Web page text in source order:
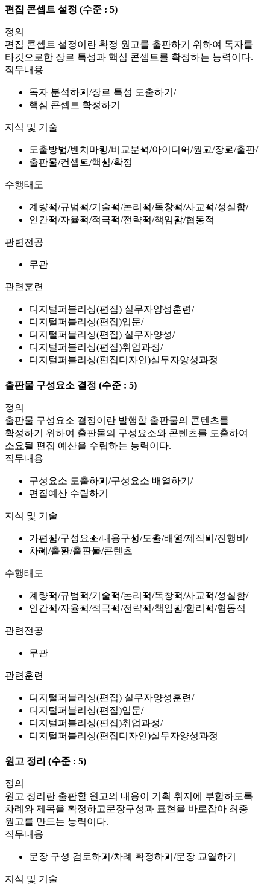
편집 콘셉트 설정 (수준 : 5)
정의
편집 콘셉트 설정이란 확정 원고를 출판하기 위하여 독자를
타깃으로한 장르 특성과 핵심 콘셉트를 확정하는 능력이다.
직무내용
독자 분석하기
장르 특성 도출하기
핵심 콘셉트 확정하기
지식 및 기술
도출방법 벤치마킹 비교분석 아이디어 원고 장르 출판
출판물 컨셉트 핵심 확정
수행태도
계량적 규범적 기술적 논리적 독창적 사교적 성실함
인간적 자율적 적극적 전략적 책임감 협동적
관련전공
무관
관련훈련
디지털퍼블리싱(편집) 실무자양성훈련
디지털퍼블리싱(편집)입문
디지털퍼블리싱(편집) 실무자양성
디지털퍼블리싱(편집)취업과정
디지털퍼블리싱(편집디자인)실무자양성과정
출판물 구성요소 결정 (수준 : 5)
정의
출판물 구성요소 결정이란 발행할 출판물의 콘텐츠를
확정하기 위하여 출판물의 구성요소와 콘텐츠를 도출하여
소요될 편집 예산을 수립하는 능력이다.
직무내용
구성요소 도출하기
구성요소 배열하기
편집예산 수립하기
지식 및 기술
가편집 구성요소 내용구성 도출 배열 제작비
진행비
차례 출판 출판물 콘텐츠
수행태도
계량적 규범적 기술적 논리적 독창적 사교적 성실함
인간적 자율적 적극적 전략적 책임감 합리적 협동적
관련전공
무관
관련훈련
디지털퍼블리싱(편집) 실무자양성훈련
디지털퍼블리싱(편집)입문
디지털퍼블리싱(편집)취업과정
디지털퍼블리싱(편집디자인)실무자양성과정
원고 정리 (수준 : 5)
정의
원고 정리란 출판할 원고의 내용이 기획 취지에 부합하도록
차례와 제목을 확정하고문장구성과 표현을 바로잡아 최종
원고를 만드는 능력이다.
직무내용
문장 구성 검토하기 차례 확정하기 문장 교열하기
지식 및 기술